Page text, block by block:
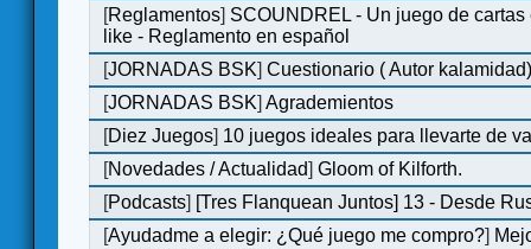
[Reglamentos] SCOUNDREL - Un juego de
like - Reglamento en español
[JORNADAS BSK]Cuestionario ( Autor
[JORNADAS BSK]Agrademientos
[Diez Juegos] 10 juegos ideales para llevarte de
[Novedades / Actualidad]Gloom of Kilforth.
[Podcasts] [Tres Flanquean Juntos] 13 - Desde
[Ayudadme a elegir: ¿Qué juego me compro?]